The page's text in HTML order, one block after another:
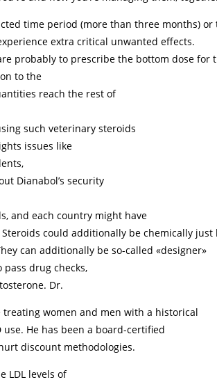
time period (more than three months) or
extra critical unwanted effects.
probably to prescribe the bottom dose for
to the
reach the rest of
such veterinary steroids
issues like
Dianabol’s security
and each country might have
could additionally be chemically just
can additionally be so-called «designer»
drug checks,
Dr.
treating women and men with a historical
use. He has been a board-certified
discount methodologies.
LDL levels of